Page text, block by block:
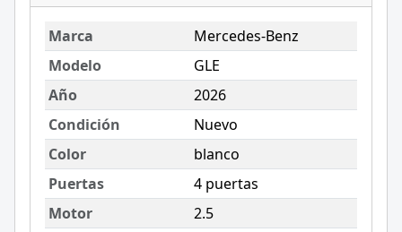
Marca
Mercedes-Benz
Modelo
GLE
Año
2026
Condición
Nuevo
Color
blanco
Puertas
4 puertas
Motor
2.5